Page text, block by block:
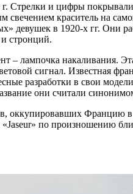
и цифры
краситель на
девушек в 1920-х гг.
стронций.
– лампочка накаливания.
сигнал. Известная
разработки в свои
они считали
оккупировавших
по произношению